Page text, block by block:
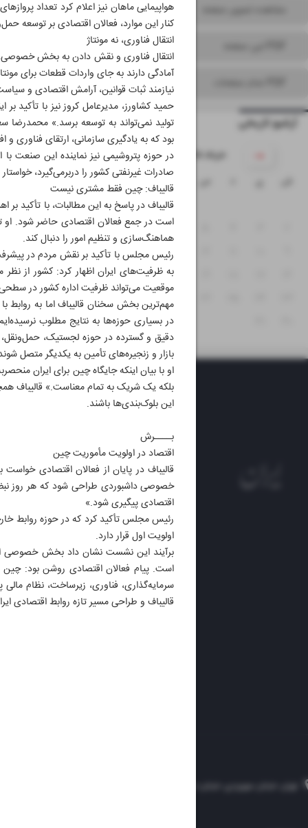
کنار این موارد، فعالان اقتصادی بر توسعه
انتقال فناوری، نه مونتاژ
انتقال فناوری و نقش دادن به بخش
آمادگی دارند به جای واردات قطعات برای
نیازمند ثبات قوانین، آرامش اقتصادی و
تولید نمی‌تواند به توسعه برسد.» محمدرضا
بود که به یادگیری سازمانی، ارتقای فناوری
صادرات غیرنفتی کشور را دربرمی‌گیرد،
قالیباف: چین فقط مشتری نیست
است در جمع فعالان اقتصادی حاضر شود. او
هماهنگ‌سازی و تنظیم امور را دنبال کند.
رئیس مجلس با تأکید بر نقش مردم در
به ظرفیت‌های ایران اظهار کرد: کشور از
موقعیت می‌تواند ظرفیت اداره کشور در سطحی
مهم‌ترین بخش سخنان قالیباف اما به
در بسیاری حوزه‌ها به نتایج مطلوب
دقیق و گسترده در حوزه لجستیک،
بازار و زنجیره‌های تأمین به یکدیگر متصل
او با بیان اینکه جایگاه چین برای ایران
بلکه یک شریک به تمام معناست.» قالیباف
این بلوک‌بندی‌ها باشند.
بــــرش
اقتصاد در اولویت مأموریت چین
قالیباف در پایان از فعالان اقتصادی
خصوصی داشبوردی طراحی شود که هر روز
اقتصادی پیگیری شود.»
رئیس مجلس تأکید کرد که در حوزه روابط
اولویت اول قرار دارد.
برآیند این نشست نشان داد بخش خصوصی
است. پیام فعالان اقتصادی روشن بود: چین
سرمایه‌گذاری، فناوری، زیرساخت، نظام
قالیباف و طراحی مسیر تازه روابط اقتصادی
آرشیو تاریخی
۱۴۰۵ خرداد
پ ج
۱
۷
۸
۱۳ ۱۴
۱۵
۲۰ ۲۱
۲۲
۲۷ ۲۸
۲۹
الوفاق
تهران، خیابان سهروردی، خیابان خرمشهر، نرسیده به مصلی، موسسه فرهنگی-مطبوعاتی ایران